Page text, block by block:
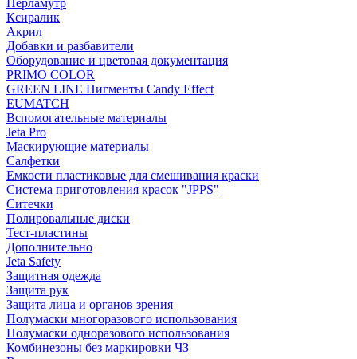
Перламутр
Ксиралик
Акрил
Добавки и разбавители
Оборудование и цветовая документация
PRIMO COLOR
GREEN LINE Пигменты Candy Effect
EUMATCH
Вспомогательные материалы
Jeta Pro
Маскирующие материалы
Салфетки
Емкости пластиковые для смешивания краски
Система приготовления красок "JPPS"
Ситечки
Полировальные диски
Тест-пластины
Дополнительно
Jeta Safety
Защитная одежда
Защита рук
Защита лица и органов зрения
Полумаски многоразового использования
Полумаски одноразового использования
Комбинезоны без маркировки ЧЗ